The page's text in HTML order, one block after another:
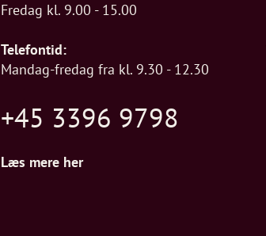
Fredag kl. 9.00 - 15.00
Telefontid:
Mandag-fredag fra kl. 9.30 - 12.30
+45 3396 9798
Læs mere her